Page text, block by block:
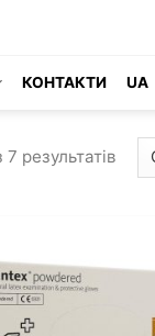
КОНТАКТИ UA
результатів